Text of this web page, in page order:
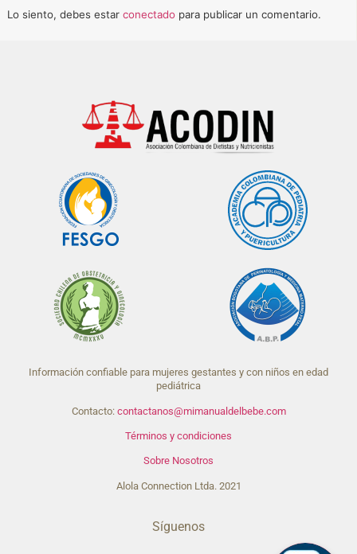
Lo siento, debes estar conectado para publicar un comentario.
Información confiable para mujeres gestantes y con niños en edad
pediátrica
Contacto: contactanos@mimanualdelbebe.com
Términos y condiciones
Sobre Nosotros
Alola Connection Ltda. 2021
Síguenos